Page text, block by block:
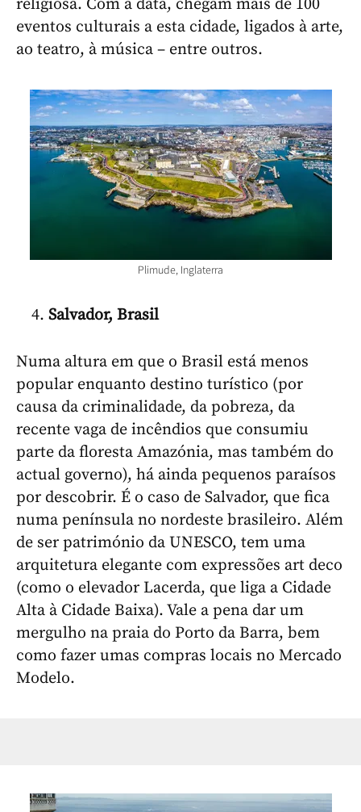
religiosa. Com a data, chegam mais de 100
eventos culturais a esta cidade, ligados à arte,
ao teatro, à música – entre outros.
Plimude, Inglaterra
Salvador, Brasil
Numa altura em que o Brasil está menos
popular enquanto destino turístico (por
causa da criminalidade, da pobreza, da
recente vaga de incêndios que consumiu
parte da floresta Amazónia, mas também do
actual governo), há ainda pequenos paraísos
por descobrir. É o caso de Salvador, que fica
numa península no nordeste brasileiro. Além
de ser património da UNESCO, tem uma
arquitetura elegante com expressões art deco
(como o elevador Lacerda, que liga a Cidade
Alta à Cidade Baixa). Vale a pena dar um
mergulho na praia do Porto da Barra, bem
como fazer umas compras locais no Mercado
Modelo.